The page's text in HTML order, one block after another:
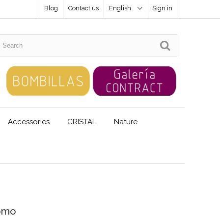
Sign in
English
Contact us
Blog
Accessories CRISTAL Nature